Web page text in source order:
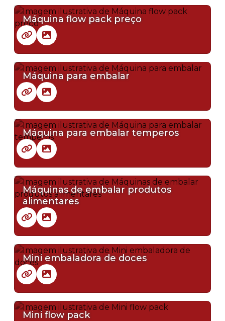
Máquina flow pack preço
Máquina para embalar
Máquina para embalar temperos
Máquinas de embalar produtos
alimentares
Mini embaladora de doces
Mini flow pack